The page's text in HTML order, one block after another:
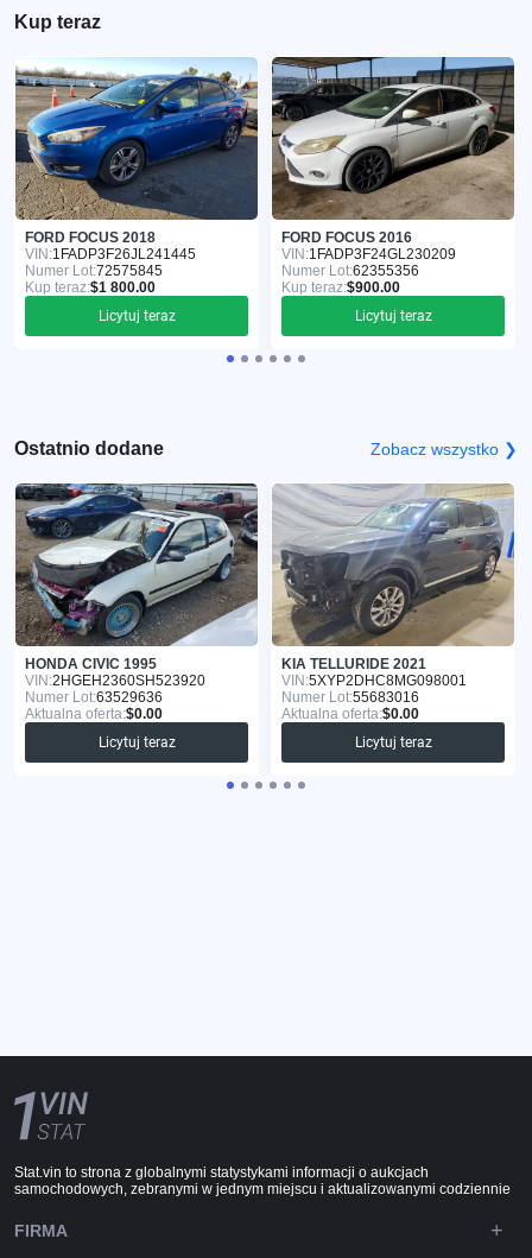
Kup teraz
FORD FOCUS 2018
VIN:1FADP3F26JL241445
Numer Lot:72575845
Kup teraz:$1 800.00
Licytuj teraz
FORD FOCUS 2016
VIN:1FADP3F24GL230209
Numer Lot:62355356
Kup teraz:$900.00
Licytuj teraz
Ostatnio dodane Zobacz wszystko ❯
HONDA CIVIC 1995
VIN:2HGEH2360SH523920
Numer Lot:63529636
Aktualna oferta:$0.00
Licytuj teraz
KIA TELLURIDE 2021
VIN:5XYP2DHC8MG098001
Numer Lot:55683016
Aktualna oferta:$0.00
Licytuj teraz
Stat.vin to strona z globalnymi statystykami informacji o aukcjach
samochodowych, zebranymi w jednym miejscu i aktualizowanymi codziennie
FIRMA